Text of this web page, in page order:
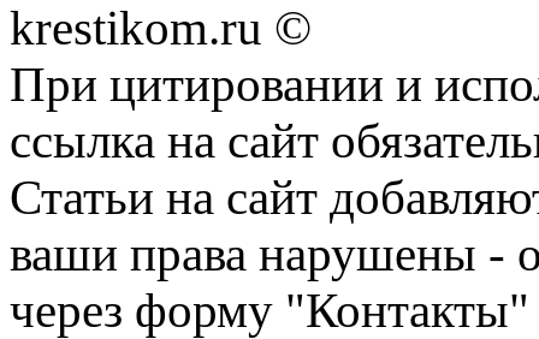
krestikom.ru ©
При цитировании и
ссылка на сайт
Статьи на сайт
ваши права нарушены -
через форму "Контакты"